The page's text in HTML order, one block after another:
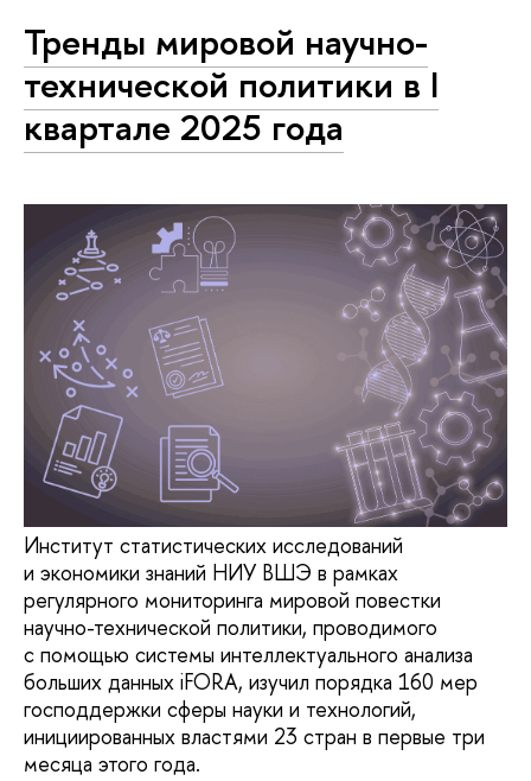
Тренды мировой научно-
технической политики в I
квартале 2025 года
Институт статистических исследований
и экономики знаний НИУ ВШЭ в рамках
регулярного мониторинга мировой повестки
научно-технической политики, проводимого
с помощью системы интеллектуального анализа
больших данных iFORA, изучил порядка 160 мер
господдержки сферы науки и технологий,
инициированных властями 23 стран в первые три
месяца этого года.